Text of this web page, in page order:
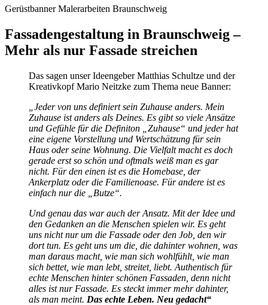
Gerüstbanner Malerarbeiten Braunschweig
Fassadengestaltung in Braunschweig –
Mehr als nur Fassade streichen
Das sagen unser Ideengeber Matthias Schultze und der
Kreativkopf Mario Neitzke zum Thema neue Banner:
„Jeder von uns definiert sein Zuhause anders. Mein
Zuhause ist anders als Deines. Es gibt so viele Ansätze
und Gefühle für die Definiton „Zuhause“ und jeder hat
eine eigene Vorstellung und Wertschätzung für sein
Haus oder seine Wohnung. Die Vielfalt macht es doch
gerade erst so schön und oftmals weiß man es gar
nicht. Für den einen ist es die Homebase, der
Ankerplatz oder die Familienoase. Für andere ist es
einfach nur die „Butze“.
Und genau das war auch der Ansatz. Mit der Idee und
den Gedanken an die Menschen spielen wir. Es geht
uns nicht nur um die Fassade oder den Job, den wir
dort tun. Es geht uns um die, die dahinter wohnen, was
man daraus macht, wie man sich wohlfühlt, wie man
sich bettet, wie man lebt, streitet, liebt. Authentisch für
echte Menschen hinter schönen Fassaden, denn nicht
alles ist nur Fassade. Es steckt immer mehr dahinter,
als man meint. Das echte Leben. Neu gedacht“